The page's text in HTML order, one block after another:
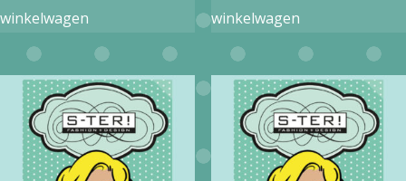
winkelwagen
winkelwagen